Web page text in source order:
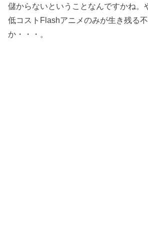
儲からないということなんですかね。
低コストFlashアニメのみが生き残る
か・・・。